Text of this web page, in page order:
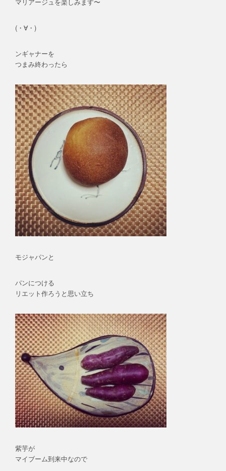
(・∀・)
ンギャナーを
つまみ終わったら
モジャパンと
パンにつける
リエット作ろうと思い立ち
紫芋が
マイブーム到来中なので